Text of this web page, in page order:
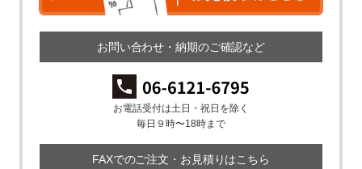
お問い合わせ・納期のご確認など
お電話受付は土日・祝日を除く
毎日９時〜18時まで
FAXでのご注文・お見積りはこちら